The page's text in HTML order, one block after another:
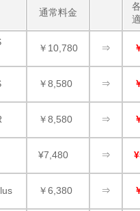
通常料金
￥10,780 ⇒
￥8,580 ⇒
￥8,580 ⇒
¥7,480 ⇒
￥6,380 ⇒